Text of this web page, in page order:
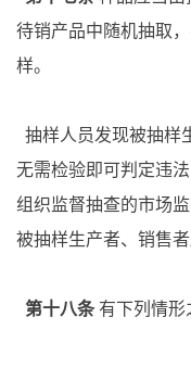
待销产品中随机抽取
样。
抽样人员发现被抽样
无需检验即可判定违
组织监督抽查的市场
被抽样生产者、销售
第十八条 有下列情形